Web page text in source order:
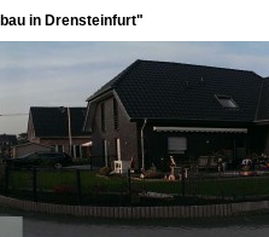
in Drensteinfurt"